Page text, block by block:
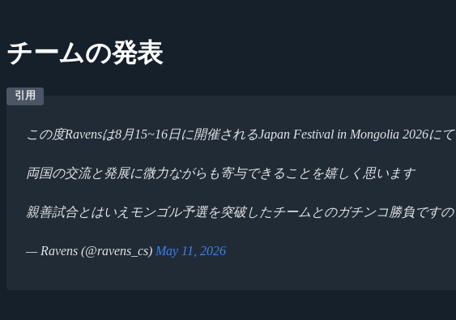
チームの発表
この度Ravensは8月15~16日に開催されるJapan Festival in Mongolia 2026
両国の交流と発展に微力ながらも寄与できることを嬉しく思います
親善試合とはいえモンゴル予選を突破したチームとのガチンコ勝負です
— Ravens (@ravens_cs) May 11, 2026